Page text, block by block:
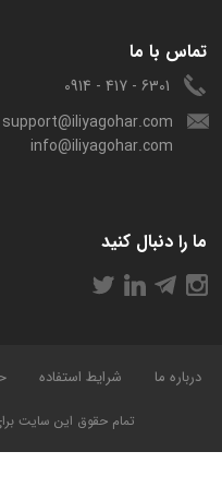
تمام حقوق این سایت
درباره ما شرایط استفاده
تماس با ما
6301 - 417 - 0914
support@iliyagohar.com
info@iliyagohar.com
ما را دنبال کنید